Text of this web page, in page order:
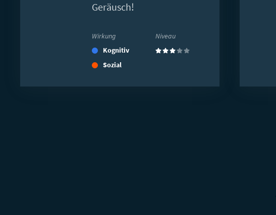
Geräusch!
Wirkung
Kognitiv
Sozial
Niveau
(3)